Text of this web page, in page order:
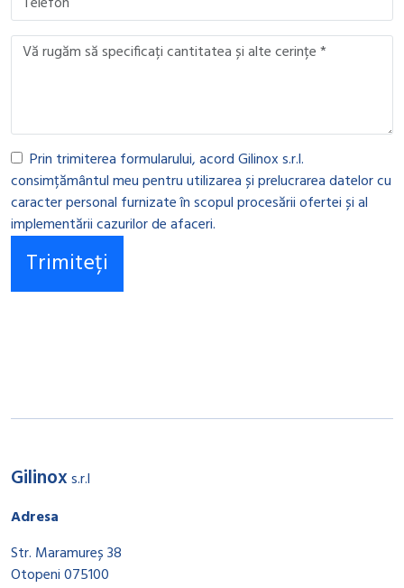
Prin trimiterea formularului, acord Gilinox s.r.l.
consimțământul meu pentru utilizarea și prelucrarea datelor cu
caracter personal furnizate în scopul procesării ofertei și al
implementării cazurilor de afaceri.
Gilinoxs.r.l
Adresa
Str. Maramureș 38
Otopeni 075100